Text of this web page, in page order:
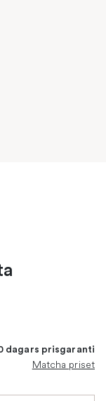
dagars prisgaranti
Matcha priset